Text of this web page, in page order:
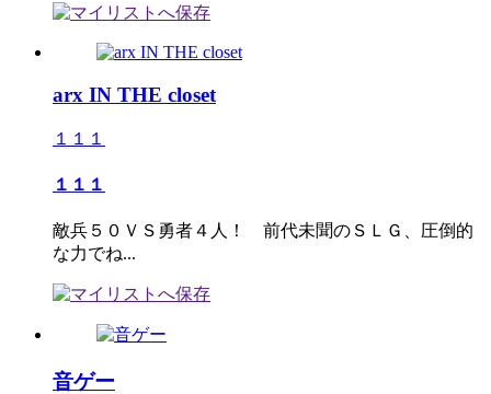
arx IN THE closet
１１１
１１１
敵兵５０ＶＳ勇者４人！ 前代未聞のＳＬＧ、圧倒的
な力でね...
音ゲー